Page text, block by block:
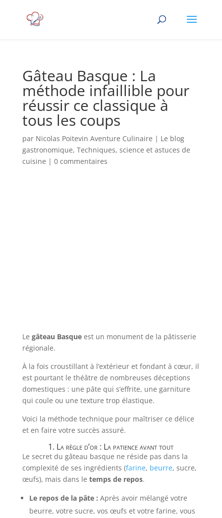
Gâteau Basque : La
méthode infaillible pour
réussir ce classique à
tous les coups
par Nicolas Poitevin Aventure Culinaire | Le blog
gastronomique, Techniques, science et astuces de
cuisine | 0 commentaires
Le gâteau Basqueest un monument de la pâtisserie
régionale.
À la fois croustillant à l’extérieur et fondant à cœur, il
est pourtant le théâtre de nombreuses déceptions
domestiques : une pâte qui s’effrite, une garniture
qui coule ou une texture trop élastique.
Voici la méthode technique pour maîtriser ce délice
et en faire votre succès assuré.
1. La règle d’or : La patience avant tout
Le secret du gâteau basque ne réside pas dans la
complexité de ses ingrédients (farine, beurre, sucre,
œufs), mais dans le temps de repos.
Le repos de la pâte : Après avoir mélangé votre
beurre, votre sucre, vos œufs et votre farine, vous